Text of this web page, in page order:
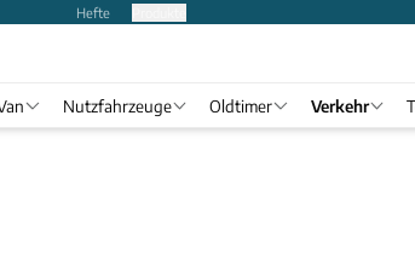
Hefte
Nutzfahrzeuge Oldtimer Verkehr